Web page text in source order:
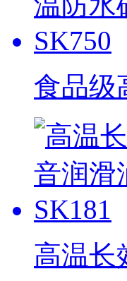
食品级
高温长